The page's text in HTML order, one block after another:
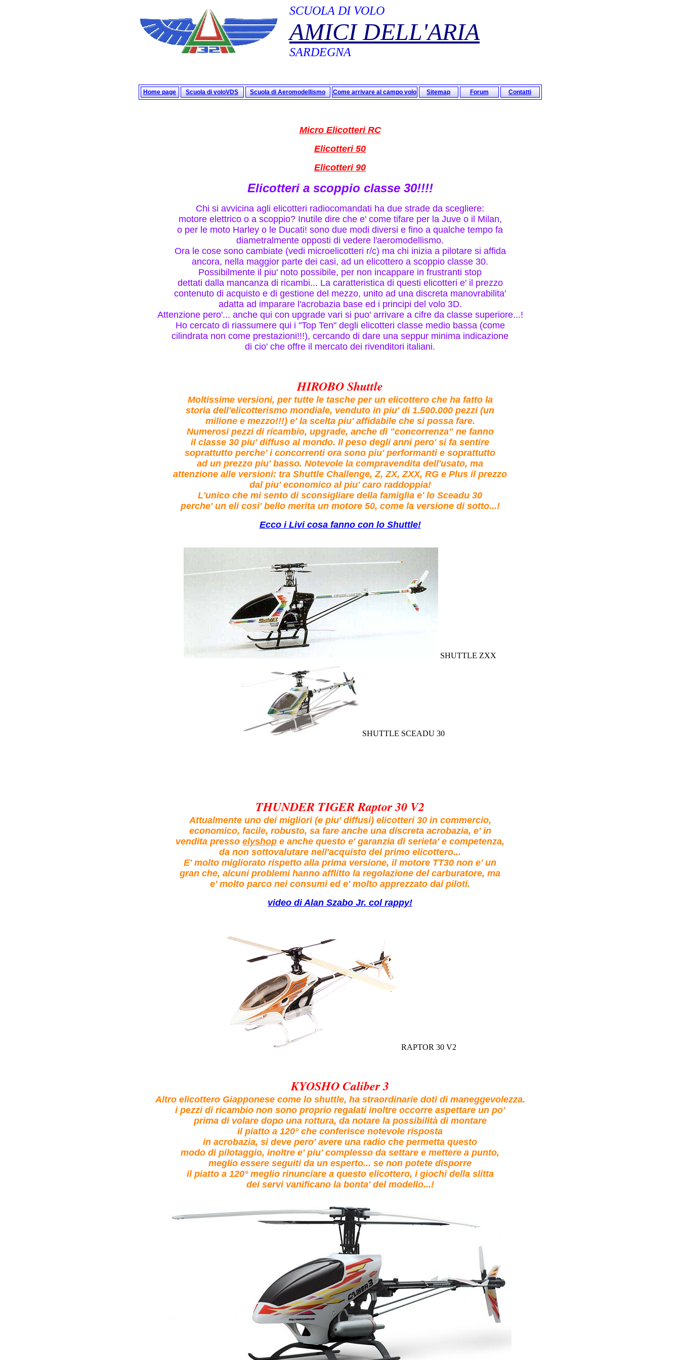
SCUOLA DI VOLO
AMICI DELL'ARIA
SARDEGNA
Home page Scuola di voloVDS Scuola di Aeromodellismo Come arrivare al campo volo Sitemap Forum Contatti
Micro Elicotteri RC
Elicotteri 50
Elicotteri 90
Elicotteri a scoppio classe 30!!!!
Chi si avvicina agli elicotteri radiocomandati ha due strade da scegliere:
motore elettrico o a scoppio? Inutile dire che e' come tifare per la Juve o il Milan,
o per le moto Harley o le Ducati! sono due modi diversi e fino a qualche tempo fa
diametralmente opposti di vedere l'aeromodellismo.
Ora le cose sono cambiate (vedi microelicotteri r/c) ma chi inizia a pilotare si affida
ancora, nella maggior parte dei casi, ad un elicottero a scoppio classe 30.
Possibilmente il piu' noto possibile, per non incappare in frustranti stop
dettati dalla mancanza di ricambi... La caratteristica di questi elicotteri e' il prezzo
contenuto di acquisto e di gestione del mezzo, unito ad una discreta manovrabilita'
adatta ad imparare l'acrobazia base ed i principi del volo 3D.
Attenzione pero'... anche qui con upgrade vari si puo' arrivare a cifre da classe superiore...!
Ho cercato di riassumere qui i "Top Ten" degli elicotteri classe medio bassa (come
cilindrata non come prestazioni!!!), cercando di dare una seppur minima indicazione
di cio' che offre il mercato dei rivenditori italiani.
HIROBO Shuttle
Moltissime versioni, per tutte le tasche per un elicottero che ha fatto la
storia dell'elicotterismo mondiale, venduto in piu' di 1.500.000 pezzi (un
milione e mezzo!!!) e' la scelta piu' affidabile che si possa fare.
Numerosi pezzi di ricambio, upgrade, anche di "concorrenza" ne fanno
il classe 30 piu' diffuso al mondo. Il peso degli anni pero' si fa sentire
soprattutto perche' i concorrenti ora sono piu' performanti e soprattutto
ad un prezzo piu' basso. Notevole la compravendita dell'usato, ma
attenzione alle versioni: tra Shuttle Challenge, Z, ZX, ZXX, RG e Plus il prezzo
dal piu' economico al piu' caro raddoppia!
L'unico che mi sento di sconsigliare della famiglia e' lo Sceadu 30
perche' un eli cosi' bello merita un motore 50, come la versione di sotto...!
Ecco i Livi cosa fanno con lo Shuttle!
SHUTTLE ZXX
SHUTTLE SCEADU 30
THUNDER TIGER Raptor 30 V2
Attualmente uno dei migliori (e piu' diffusi) elicotteri 30 in commercio,
economico, facile, robusto, sa fare anche una discreta acrobazia, e' in
vendita presso elyshop e anche questo e' garanzia di serieta' e competenza,
da non sottovalutare nell'acquisto del primo elicottero...
E' molto migliorato rispetto alla prima versione, il motore TT30 non e' un
gran che, alcuni problemi hanno afflitto la regolazione del carburatore, ma
e' molto parco nei consumi ed e' molto apprezzato dai piloti.
video di Alan Szabo Jr. col rappy!
RAPTOR 30 V2
KYOSHO Caliber 3
Altro elicottero Giapponese come lo shuttle, ha straordinarie doti di maneggevolezza.
i pezzi di ricambio non sono proprio regalati inoltre occorre aspettare un po'
prima di volare dopo una rottura, da notare la possibilità di montare
il piatto a 120° che conferisce notevole risposta
in acrobazia, si deve pero' avere una radio che permetta questo
modo di pilotaggio, inoltre e' piu' complesso da settare e mettere a punto,
meglio essere seguiti da un esperto... se non potete disporre
il piatto a 120° meglio rinunciare a questo elicottero, i giochi della slitta
dei servi vanificano la bonta' del modello...!